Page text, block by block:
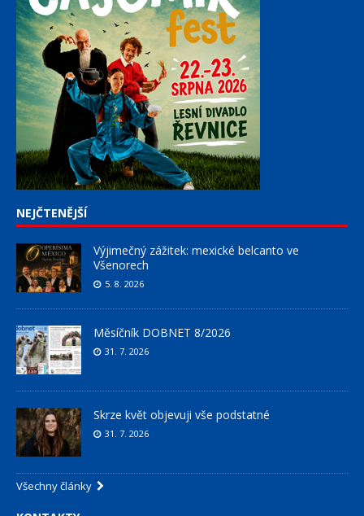
NEJČTENĚJŠÍ
Výjimečný zážitek: mexické belcanto ve
Všenorech
5. 8. 2026
Měsíčník DOBNET 8/2026
31. 7. 2026
Skrze květ objevuji vše podstatné
31. 7. 2026
Všechny články